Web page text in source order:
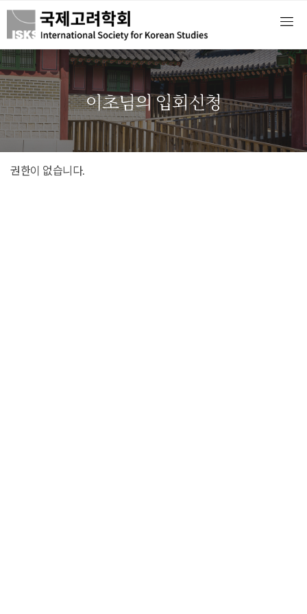
이초님의 입회신청
권한이 없습니다.